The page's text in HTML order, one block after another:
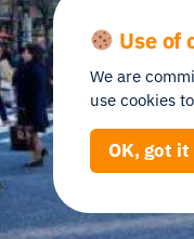
Use of
We are
use cookies
OK, got it